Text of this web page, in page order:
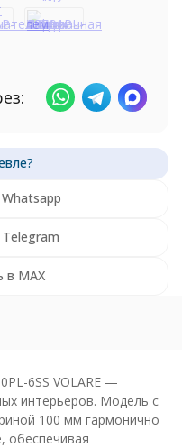
в MAX
6SS VOLARE —
интерьеров. Модель с
100 мм гармонично
обеспечивая